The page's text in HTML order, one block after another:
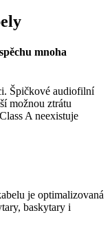
mnoha
Špičkové audiofilní
možnou ztrátu
A neexistuje
je optimalizovaná
baskytary i